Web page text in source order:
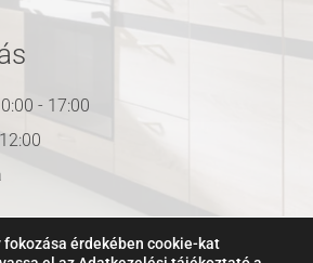
- 17:00
érdekében cookie-kat